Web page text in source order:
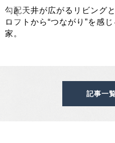
勾配天井が広がるリビングと
ロフトから“つながり”を感じ
家。
記事一